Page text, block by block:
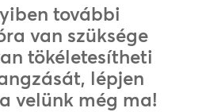
további
van szüksége
tökéletesítheti
lépjen
velünk még ma!